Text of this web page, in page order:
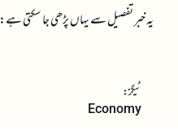
یہ خبر تفصیل سے یہاں پڑھی جا سکتی ہے:
ٹیگز:
Economy